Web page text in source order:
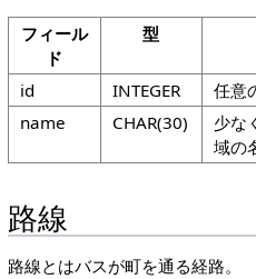
フィール
ド
型
id INTEGER
任意
name
CHAR(30)
少な
域の
路線
路線とはバスが町を通る経路。